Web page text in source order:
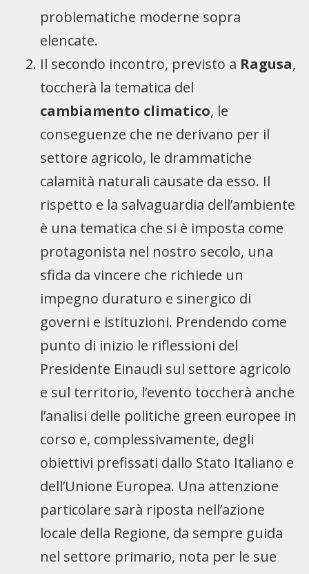
problematiche moderne sopra
elencate.
Il secondo incontro, previsto a Ragusa,
toccherà la tematica del
cambiamento climatico, le
conseguenze che ne derivano per il
settore agricolo, le drammatiche
calamità naturali causate da esso. Il
rispetto e la salvaguardia dell’ambiente
è una tematica che si è imposta come
protagonista nel nostro secolo, una
sfida da vincere che richiede un
impegno duraturo e sinergico di
governi e istituzioni. Prendendo come
punto di inizio le riflessioni del
Presidente Einaudi sul settore agricolo
e sul territorio, l’evento toccherà anche
l’analisi delle politiche green europee in
corso e, complessivamente, degli
obiettivi prefissati dallo Stato Italiano e
dell’Unione Europea. Una attenzione
particolare sarà riposta nell’azione
locale della Regione, da sempre guida
nel settore primario, nota per le sue